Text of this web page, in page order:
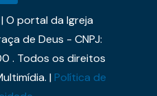
O portal da Igreja
de Deus - CNPJ:
. Todos os direitos
|Política de